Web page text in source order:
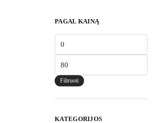
PAGAL KAINĄ
Filtruoti
KATEGORIJOS